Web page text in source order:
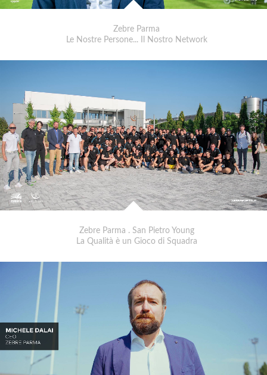
Zebre Parma
Le Nostre Persone... Il Nostro Network
Zebre Parma . San Pietro Young
La Qualità è un Gioco di Squadra